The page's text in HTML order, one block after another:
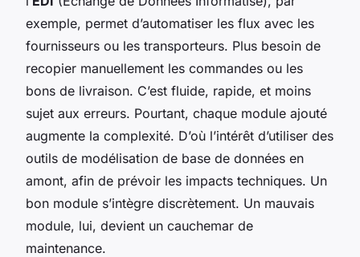
exemple, permet d’automatiser les flux avec les
fournisseurs ou les transporteurs. Plus besoin de
recopier manuellement les commandes ou les
bons de livraison. C’est fluide, rapide, et moins
sujet aux erreurs. Pourtant, chaque module ajouté
augmente la complexité. D’où l’intérêt d’utiliser des
outils de modélisation de base de données en
amont, afin de prévoir les impacts techniques. Un
bon module s’intègre discrètement. Un mauvais
module, lui, devient un cauchemar de
maintenance.